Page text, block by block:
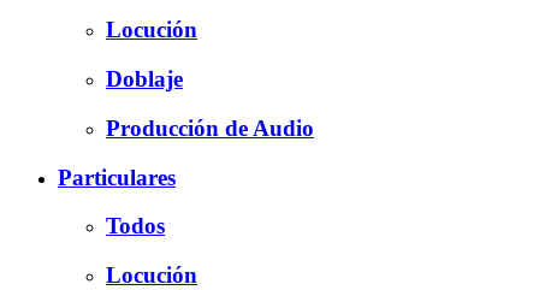
Locución
Doblaje
Producción de Audio
Particulares
Todos
Locución